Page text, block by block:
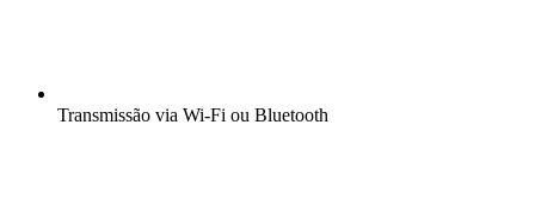
Transmissão via Wi-Fi ou Bluetooth